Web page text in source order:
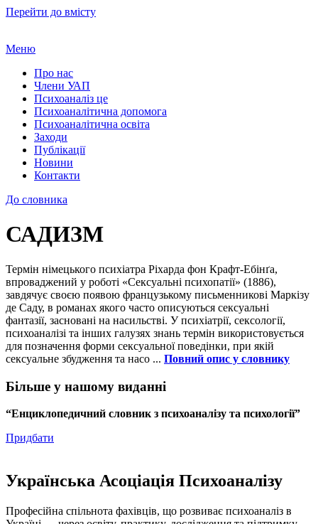
Перейти до вмісту
Меню
Про нас
Члени УАП
Психоаналіз це
Психоаналітична допомога
Психоаналітична освіта
Заходи
Публікації
Новини
Контакти
До словника
САДИЗМ
Термін німецького психіатра Ріхарда фон Крафт-Ебінґа,
впроваджений у роботі «Сексуальні психопатії» (1886),
завдячує своєю появою французькому письменникові Маркізу
де Саду, в романах якого часто описуються сексуальні
фантазії, засновані на насильстві. У психіатрії, сексології,
психоаналізі та інших галузях знань термін використовується
для позначення форми сексуальної поведінки, при якій
сексуальне збудження та насо ... Повний опис у словнику
Більше у нашому виданні
“Енциклопедичний словник з психоаналізу та психології”
Придбати
Українська Асоціація Психоаналізу
Професійна спільнота фахівців, що розвиває психоаналіз в